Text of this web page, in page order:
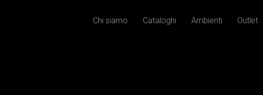
Chi siamo Cataloghi Ambienti Outlet